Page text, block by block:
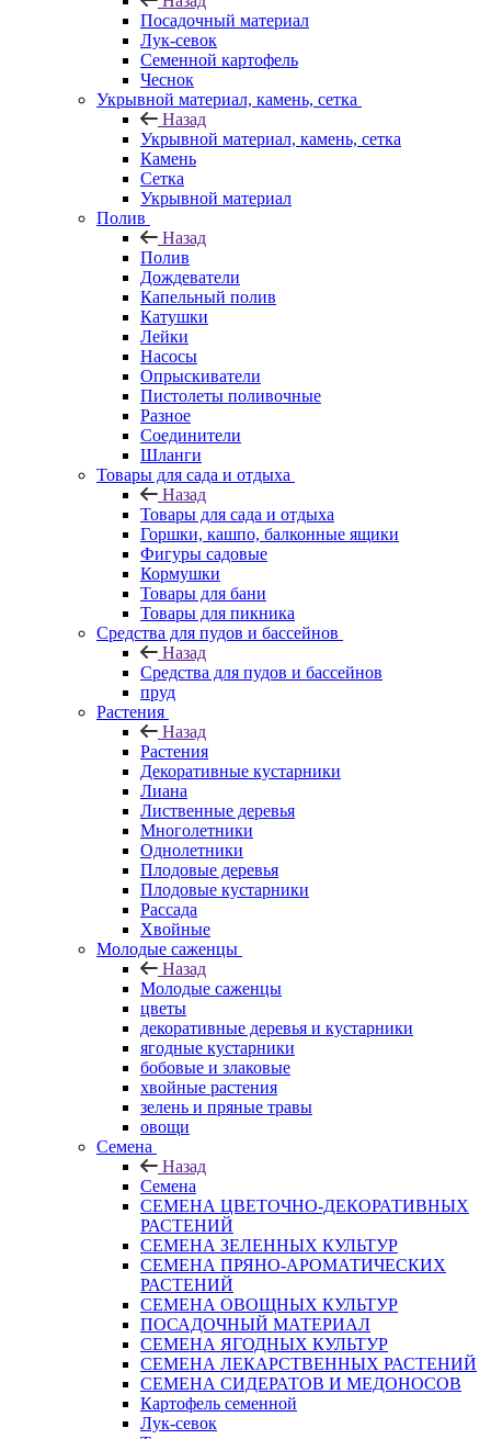
Посадочный материал
Лук-севок
Семенной картофель
Чеснок
Укрывной материал, камень, сетка
Назад
Укрывной материал, камень, сетка
Камень
Сетка
Укрывной материал
Полив
Назад
Полив
Дождеватели
Капельный полив
Катушки
Лейки
Насосы
Опрыскиватели
Пистолеты поливочные
Разное
Соединители
Шланги
Товары для сада и отдыха
Назад
Товары для сада и отдыха
Горшки, кашпо, балконные ящики
Фигуры садовые
Кормушки
Товары для бани
Товары для пикника
Средства для пудов и бассейнов
Назад
Средства для пудов и бассейнов
пруд
Растения
Назад
Растения
Декоративные кустарники
Лиана
Лиственные деревья
Многолетники
Однолетники
Плодовые деревья
Плодовые кустарники
Рассада
Хвойные
Молодые саженцы
Назад
Молодые саженцы
цветы
декоративные деревья и кустарники
ягодные кустарники
бобовые и злаковые
хвойные растения
зелень и пряные травы
овощи
Семена
Назад
Семена
СЕМЕНА ЦВЕТОЧНО-ДЕКОРАТИВНЫХ
РАСТЕНИЙ
СЕМЕНА ЗЕЛЕННЫХ КУЛЬТУР
СЕМЕНА ПРЯНО-АРОМАТИЧЕСКИХ
РАСТЕНИЙ
СЕМЕНА ОВОЩНЫХ КУЛЬТУР
ПОСАДОЧНЫЙ МАТЕРИАЛ
СЕМЕНА ЯГОДНЫХ КУЛЬТУР
СЕМЕНА ЛЕКАРСТВЕННЫХ РАСТЕНИЙ
СЕМЕНА СИДЕРАТОВ И МЕДОНОСОВ
Картофель семенной
Лук-севок